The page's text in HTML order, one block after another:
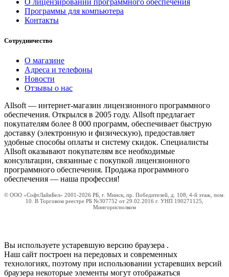
О лицензировании программного обеспечения
Программы для компьютера
Контакты
Сотрудничество
О магазине
Адреса и телефоны
Новости
Отзывы о нас
Allsoft — интернет-магазин лицензионного программного
обеспечения. Открылся в 2005 году. Allsoft предлагает
покупателям более 8 000 программ, обеспечивает быструю
доставку (электронную и физическую), предоставляет
удобные способы оплаты и систему скидок. Специалисты
Allsoft оказывают покупателям все необходимые
консультации, связанные с покупкой лицензионного
программного обеспечения. Продажа программного
обеспечения — наша профессия!
© ООО «СофтЛайнБел» 2001-2026 РБ, г. Минск, пр. Победителей, д. 108, 4-й этаж, пом.
10. В Торговом реестре РБ №307752 от 29.02.2016 г. УНП 190271125,
Мингорисполком
Вы используете устаревшую версию браузера .
Наш сайт построен на передовых и современных
технологиях, поэтому при использовании устаревших версий
браузера некоторые элементы могут отображаться